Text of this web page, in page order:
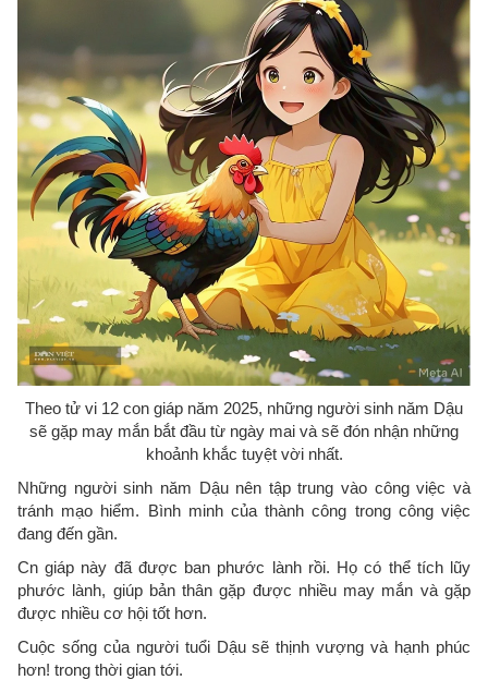
Theo tử vi 12 con giáp năm 2025, những người sinh năm Dậu
sẽ gặp may mắn bắt đầu từ ngày mai và sẽ đón nhận những
khoảnh khắc tuyệt vời nhất.
Những người sinh năm Dậu nên tập trung vào công việc và
tránh mạo hiểm. Bình minh của thành công trong công việc
đang đến gần.
Cn giáp này đã được ban phước lành rồi. Họ có thể tích lũy
phước lành, giúp bản thân gặp được nhiều may mắn và gặp
được nhiều cơ hội tốt hơn.
Cuộc sống của người tuổi Dậu sẽ thịnh vượng và hạnh phúc
hơn! trong thời gian tới.